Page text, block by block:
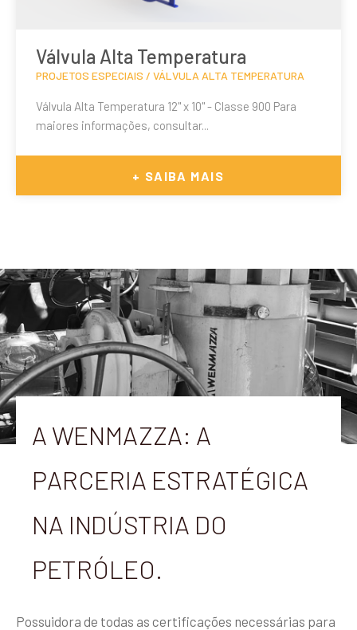
Válvulas API 6D
Válvula Alta Temperatura
PROJETOS ESPECIAIS / VÁLVULA ALTA TEMPERATURA
Válvula Alta Temperatura 12" x 10" - Classe 900 Para
maiores informações, consultar...
+ SAIBA MAIS
A WENMAZZA: A
PARCERIA ESTRATÉGICA
NA INDÚSTRIA DO
PETRÓLEO.
Possuidora de todas as certificações necessárias para